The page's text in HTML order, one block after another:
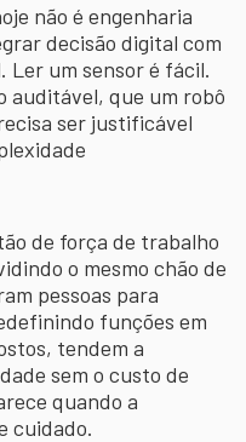
não é engenharia
decisão digital com
Ler um sensor é fácil.
auditável, que um robô
ser justificável
de força de trabalho
o mesmo chão de
pessoas para
funções em
tendem a
sem o custo de
quando a
cuidado.